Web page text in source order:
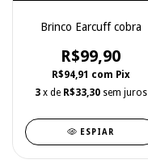
Brinco Earcuff cobra
R$99,90
R$94,91 com Pix
3 x de R$33,30 sem juros
ESPIAR